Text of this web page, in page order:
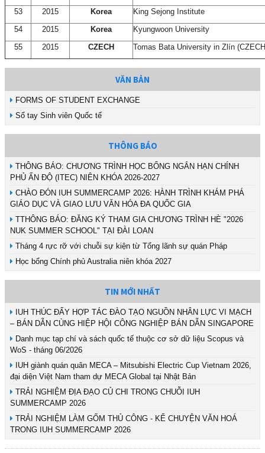
53 2015 Korea
King Sejong Institute
54
2015 Korea
Kyungwoon University
55
2015 CZECH Tomas Bata University in Zlín
VĂN BẢN
FORMS OF STUDENT EXCHANGE
Sổ tay Sinh viên Quốc tế
THÔNG BÁO
THÔNG BÁO: CHƯƠNG TRÌNH HỌC BỔNG NGẮN HẠN CHÍNH
PHỦ ẤN ĐỘ (ITEC) NIÊN KHÓA 2026-2027
CHÀO ĐÓN IUH SUMMERCAMP 2026: HÀNH TRÌNH KHÁM PHÁ
GIÁO DỤC VÀ GIAO LƯU VĂN HÓA ĐA QUỐC GIA
TTHÔNG BÁO: ĐĂNG KÝ THAM GIA CHƯƠNG TRÌNH HÈ "2026
NUK SUMMER SCHOOL" TẠI ĐÀI LOAN
Tháng 4 rực rỡ với chuỗi sự kiện từ Tổng lãnh sự quán Pháp
Học bổng Chính phủ Australia niên khóa 2027
TIN MỚI NHẤT
IUH THÚC ĐẨY HỢP TÁC ĐÀO TẠO NGUỒN NHÂN LỰC VI MẠCH
– BÁN DẪN CÙNG HIỆP HỘI CÔNG NGHIỆP BÁN DẪN SINGAPORE
Danh mục tạp chí và sách quốc tế thuộc cơ sở dữ liệu Scopus và
WoS - tháng 06/2026
IUH giành quán quân MECA – Mitsubishi Electric Cup Vietnam 2026,
đại diện Việt Nam tham dự MECA Global tại Nhật Bản
TRẢI NGHIỆM ĐỊA ĐẠO CỦ CHI TRONG CHUỖI IUH
SUMMERCAMP 2026
TRẢI NGHIỆM LÀM GỐM THỦ CÔNG - KỂ CHUYỆN VĂN HOÁ
TRONG IUH SUMMERCAMP 2026